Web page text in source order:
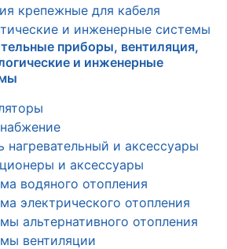
крепежные для кабеля
и инженерные системы
приборы, вентиляция,
и инженерные
нагревательный и аксессуары
и аксессуары
водяного отопления
электрического отопления
альтернативного отопления
вентиляции